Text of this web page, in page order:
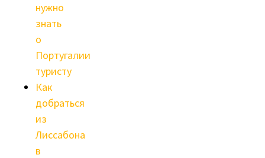
нужно
знать
о
Португалии
туристу
Как
добраться
из
Лиссабона
в